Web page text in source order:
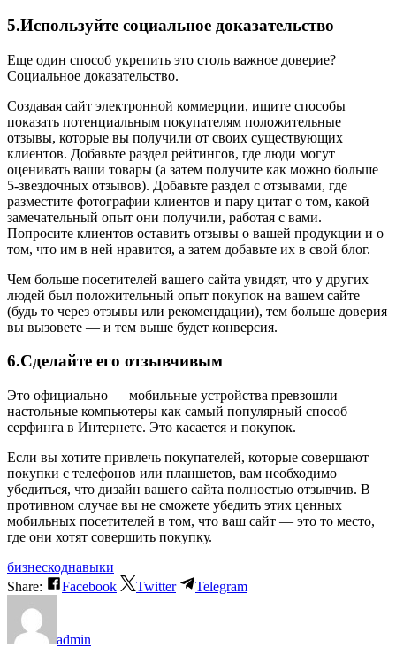
5.Используйте социальное доказательство
Еще один способ укрепить это столь важное доверие?
Социальное доказательство.
Создавая сайт электронной коммерции, ищите способы
показать потенциальным покупателям положительные
отзывы, которые вы получили от своих существующих
клиентов. Добавьте раздел рейтингов, где люди могут
оценивать ваши товары (а затем получите как можно больше
5-звездочных отзывов). Добавьте раздел с отзывами, где
разместите фотографии клиентов и пару цитат о том, какой
замечательный опыт они получили, работая с вами.
Попросите клиентов оставить отзывы о вашей продукции и о
том, что им в ней нравится, а затем добавьте их в свой блог.
Чем больше посетителей вашего сайта увидят, что у других
людей был положительный опыт покупок на вашем сайте
(будь то через отзывы или рекомендации), тем больше доверия
вы вызовете — и тем выше будет конверсия.
6.Сделайте его отзывчивым
Это официально — мобильные устройства превзошли
настольные компьютеры как самый популярный способ
серфинга в Интернете. Это касается и покупок.
Если вы хотите привлечь покупателей, которые совершают
покупки с телефонов или планшетов, вам необходимо
убедиться, что дизайн вашего сайта полностью отзывчив. В
противном случае вы не сможете убедить этих ценных
мобильных посетителей в том, что ваш сайт — это то место,
где они хотят совершить покупку.
бизнескоднавыки
Share:
Facebook Twitter Telegram
admin